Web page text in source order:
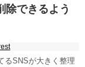
除できるよう
るSNSが大きく整理